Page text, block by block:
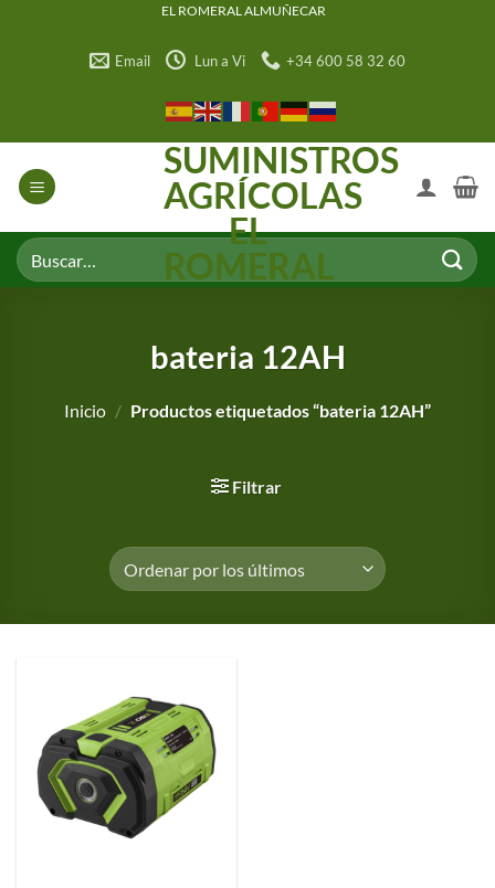
EL ROMERAL ALMUÑECAR
Email Lun a Vi +34 600 58 32 60
SUMINISTROS
AGRÍCOLAS
EL
ROMERAL
Buscar
por:
bateria 12AH
Inicio / Productos etiquetados “bateria 12AH”
Filtrar